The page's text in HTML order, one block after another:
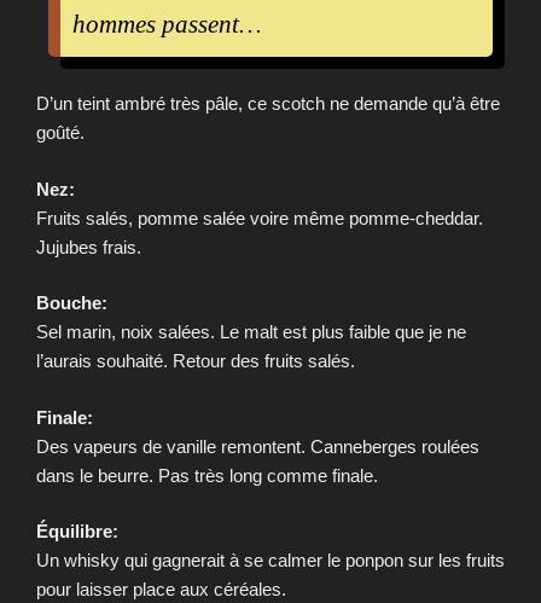
hommes passent…
D’un teint ambré très pâle, ce scotch ne demande qu’à être
goûté.
Nez:
Fruits salés, pomme salée voire même pomme-cheddar.
Jujubes frais.
Bouche:
Sel marin, noix salées. Le malt est plus faible que je ne
l’aurais souhaité. Retour des fruits salés.
Finale:
Des vapeurs de vanille remontent. Canneberges roulées
dans le beurre. Pas très long comme finale.
Équilibre:
Un whisky qui gagnerait à se calmer le ponpon sur les fruits
pour laisser place aux céréales.